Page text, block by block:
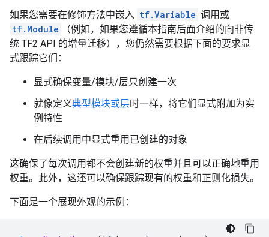
如果您需要在修饰方法中嵌入 tf.Variable 调用或
tf.Module
（例如，如果您遵循本指南后面介绍的向非传
统 TF2 API 的增量迁移），您仍然需要根据下面的要求显
式跟踪它们：
显式确保变量/模块/层只创建一次
就像定义典型模块或层时一样，将它们显式附加为实
例特性
在后续调用中显式重用已创建的对象
这确保了每次调用都不会创建新的权重并且可以正确地重用
权重。此外，这还可以确保跟踪现有的权重和正则化损失。
下面是一个展现外观的示例：